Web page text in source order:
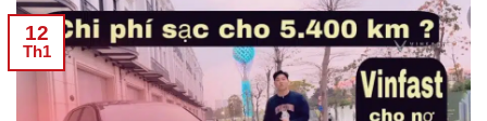
12
Th1